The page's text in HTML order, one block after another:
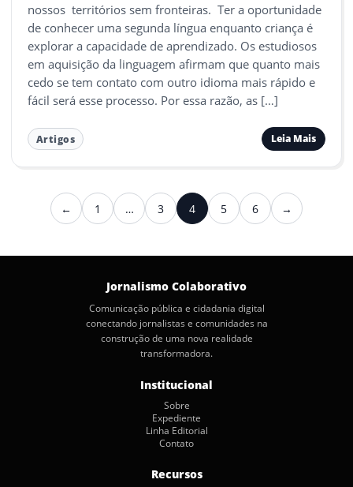
nossos territórios sem fronteiras. Ter a oportunidade
de conhecer uma segunda língua enquanto criança é
explorar a capacidade de aprendizado. Os estudiosos
em aquisição da linguagem afirmam que quanto mais
cedo se tem contato com outro idioma mais rápido e
fácil será esse processo. Por essa razão, as […]
Artigos Leia Mais
Paginação
←Anterior
1 … 3 4 5 6 →Próximo
Jornalismo Colaborativo
Comunicação pública e cidadania digital
conectando jornalistas e comunidades na
construção de uma nova realidade
transformadora.
Institucional
Sobre
Expediente
Linha Editorial
Contato
Recursos